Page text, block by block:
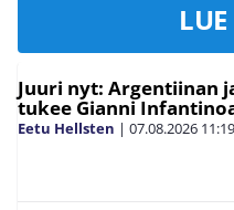
Juuri nyt: Argentiinan
tukee Gianni
Eetu Hellsten | 07.08.2026 11:19